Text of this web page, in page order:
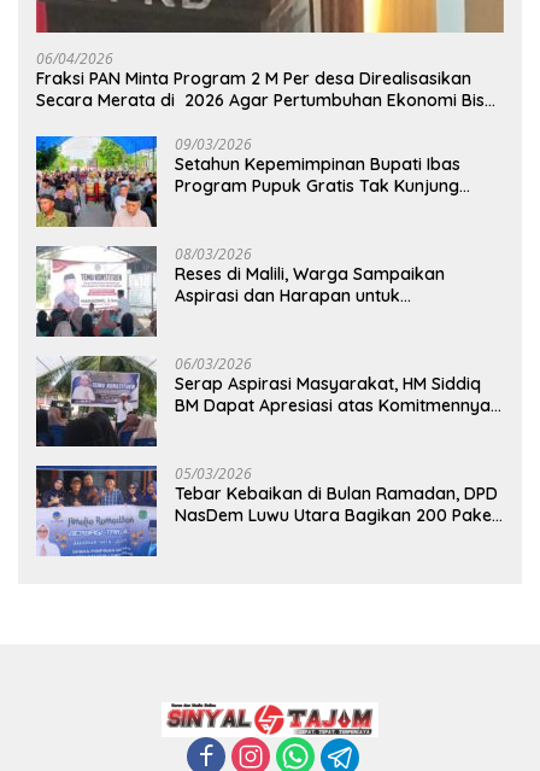
06/04/2026
Fraksi PAN Minta Program 2 M Per desa Direalisasikan
Secara Merata di 2026 Agar Pertumbuhan Ekonomi Bisa
09/03/2026
Setahun Kepemimpinan Bupati Ibas
Program Pupuk Gratis Tak Kunjung
08/03/2026
Reses di Malili, Warga Sampaikan
Aspirasi dan Harapan untuk
06/03/2026
Serap Aspirasi Masyarakat, HM Siddiq
BM Dapat Apresiasi atas Komitmennya
05/03/2026
Tebar Kebaikan di Bulan Ramadan, DPD
NasDem Luwu Utara Bagikan 200 Paket